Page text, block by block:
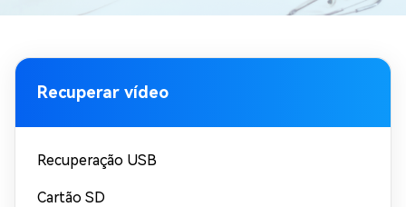
Recuperar vídeo
Recuperação USB
Cartão SD